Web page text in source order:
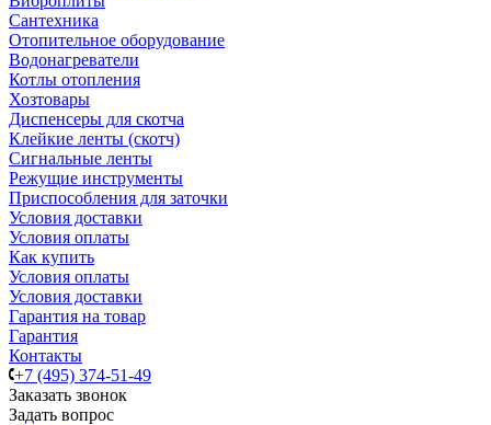
Сантехника
Отопительное оборудование
Водонагреватели
Котлы отопления
Хозтовары
Диспенсеры для скотча
Клейкие ленты (скотч)
Сигнальные ленты
Режущие инструменты
Приспособления для заточки
Условия доставки
Условия оплаты
Как купить
Условия оплаты
Условия доставки
Гарантия на товар
Гарантия
Контакты
+7 (495) 374-51-49
Заказать звонок
Задать вопрос